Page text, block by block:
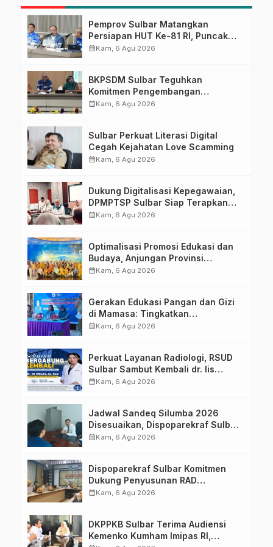
Pemprov Sulbar Matangkan
Persiapan HUT Ke-81 RI, Puncak
Upacara di Lapangan Ahmad
calendar_monthKam, 6 Agu 2026
BKPSDM Sulbar Teguhkan
Komitmen Pengembangan
Kompetensi ASN melalui
calendar_monthKam, 6 Agu 2026
Sulbar Perkuat Literasi Digital
Cegah Kejahatan Love Scamming
calendar_monthKam, 6 Agu 2026
Dukung Digitalisasi Kepegawaian,
DPMPTSP Sulbar Siap Terapkan
Aplikasi FLEKSI ASN
calendar_monthKam, 6 Agu 2026
Optimalisasi Promosi Edukasi dan
Budaya, Anjungan Provinsi
Sulawesi Barat Perkuat Kolaborasi
calendar_monthKam, 6 Agu 2026
Gerakan Edukasi Pangan dan Gizi
di Mamasa: Tingkatkan
Pengetahuan dan Keterampilan
calendar_monthKam, 6 Agu 2026
Perkuat Layanan Radiologi, RSUD
Sulbar Sambut Kembali dr. Iis
Imelda, Sp.Rad
calendar_monthKam, 6 Agu 2026
Jadwal Sandeq Silumba 2026
Disesuaikan, Dispoparekraf Sulbar
Pastikan Persiapan Tetap
calendar_monthKam, 6 Agu 2026
Dispoparekraf Sulbar Komitmen
Dukung Penyusunan RAD
TPB/SDGs Sulawesi Barat
calendar_monthKam, 6 Agu 2026
DKPPKB Sulbar Terima Audiensi
Kemenko Kumham Imipas RI,